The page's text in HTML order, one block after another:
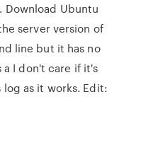
Ubuntu
server version of
line but it has no
a I don't care if it's
as it works. Edit: